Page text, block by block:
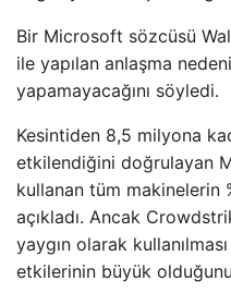
Bir Microsoft sözcüsü
ile yapılan anlaşma
yapamayacağını söyledi.
Kesintiden 8,5 milyona
etkilendiğini doğrulayan
kullanan tüm makinelerin
açıkladı. Ancak
yaygın olarak
etkilerinin büyük